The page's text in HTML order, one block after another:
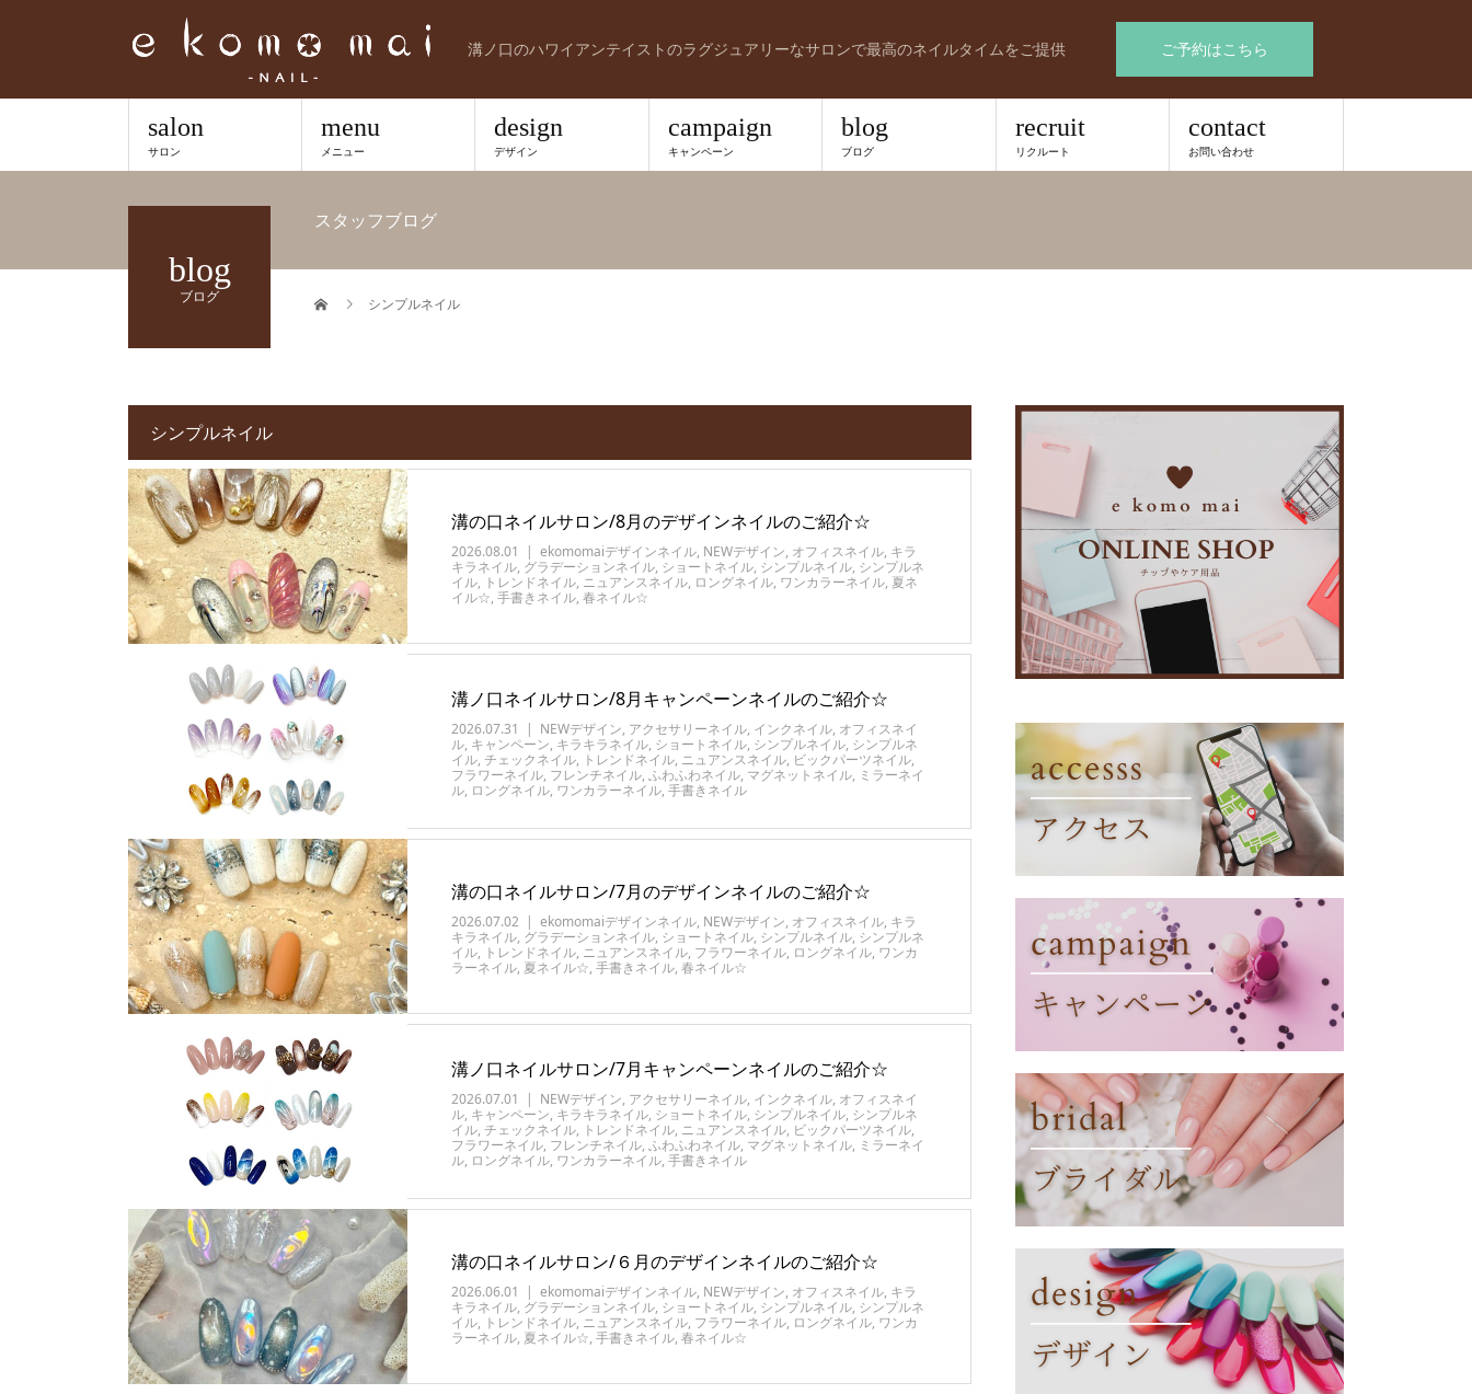
溝ノ口のハワイアンテイストのラグジュアリーなサロンで最高のネイルタイムをご提供 ご予約はこちら
salon
サロン
menu
メニュー
design
デザイン
campaign
キャンペーン
blog
ブログ
recruit
リクルート
contact
お問い合わせ
blog
ブログ
スタッフブログ
シンプルネイル
シンプルネイル
溝の口ネイルサロン/8月のデザインネイルのご紹介☆
2026.08.01 ekomomaiデザインネイル, NEWデザイン, オフィスネイル, キラ
キラネイル, グラデーションネイル, ショートネイル, シンプルネイル, シンプルネ
イル, トレンドネイル, ニュアンスネイル, ロングネイル, ワンカラーネイル, 夏ネ
イル☆, 手書きネイル, 春ネイル☆
溝ノ口ネイルサロン/8月キャンペーンネイルのご紹介☆
2026.07.31 NEWデザイン, アクセサリーネイル, インクネイル, オフィスネイ
ル, キャンペーン, キラキラネイル, ショートネイル, シンプルネイル, シンプルネ
イル, チェックネイル, トレンドネイル, ニュアンスネイル, ビックパーツネイル,
フラワーネイル, フレンチネイル, ふわふわネイル, マグネットネイル, ミラーネイ
ル, ロングネイル, ワンカラーネイル, 手書きネイル
溝の口ネイルサロン/7月のデザインネイルのご紹介☆
2026.07.02 ekomomaiデザインネイル, NEWデザイン, オフィスネイル, キラ
キラネイル, グラデーションネイル, ショートネイル, シンプルネイル, シンプルネ
イル, トレンドネイル, ニュアンスネイル, フラワーネイル, ロングネイル, ワンカ
ラーネイル, 夏ネイル☆, 手書きネイル, 春ネイル☆
溝ノ口ネイルサロン/7月キャンペーンネイルのご紹介☆
2026.07.01 NEWデザイン, アクセサリーネイル, インクネイル, オフィスネイ
ル, キャンペーン, キラキラネイル, ショートネイル, シンプルネイル, シンプルネ
イル, チェックネイル, トレンドネイル, ニュアンスネイル, ビックパーツネイル,
フラワーネイル, フレンチネイル, ふわふわネイル, マグネットネイル, ミラーネイ
ル, ロングネイル, ワンカラーネイル, 手書きネイル
溝の口ネイルサロン/６月のデザインネイルのご紹介☆
2026.06.01 ekomomaiデザインネイル, NEWデザイン, オフィスネイル, キラ
キラネイル, グラデーションネイル, ショートネイル, シンプルネイル, シンプルネ
イル, トレンドネイル, ニュアンスネイル, フラワーネイル, ロングネイル, ワンカ
ラーネイル, 夏ネイル☆, 手書きネイル, 春ネイル☆